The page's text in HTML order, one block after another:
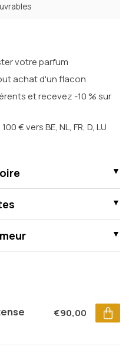
votre parfum
achat d'un flacon
et recevez -10 % sur
€ vers BE, NL, FR, D, LU
€90,00